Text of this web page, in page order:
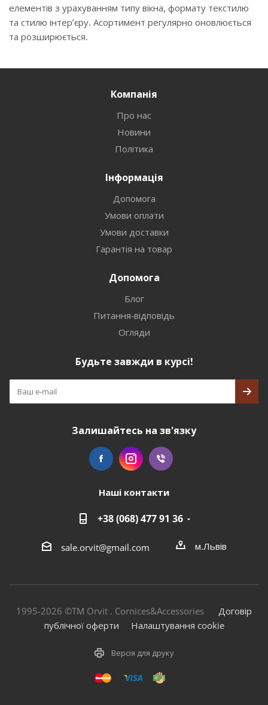
елементів з урахуванням типу вікна, формату текстилю
та стилю інтер’єру. Асортимент регулярно оновлюється
та розширюється.
Компанія
Про нас
Новини
Політика
Інформація
Допомога
Умови оплати
Умови доставки
Гарантія на товар
Допомога
Блог
Питання-відповідь
Огляди
Будьте завжди в курсі!
Залишайтесь на зв'язку
Наші контакти
+38 (068) 477 91 36
sale.orvit@gmail.com м.Львів
1995-2026 ©TM Orvit . Cornices&Accessories Договір
публічної оферти
Налаштування cookie
Версія для друку